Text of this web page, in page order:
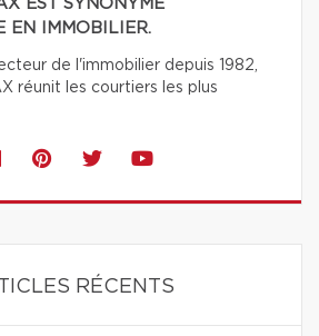
EST SYNONYME
EN IMMOBILIER.
de l'immobilier depuis 1982,
réunit les courtiers les plus
RÉCENTS